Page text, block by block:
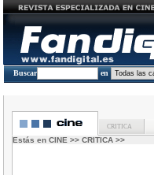
Buscar en
CRITICA
Estás en CINE >> CRITICA >>